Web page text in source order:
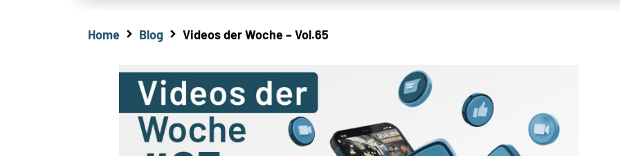
Home Blog Videos der Woche – Vol.65